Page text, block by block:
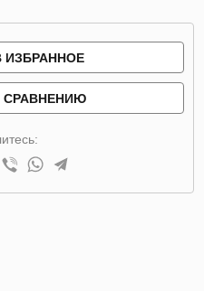
ИЗБРАННОЕ
СРАВНЕНИЮ